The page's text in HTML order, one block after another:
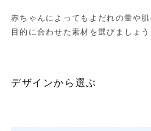
赤ちゃんによってもよだれの量や
目的に合わせた素材を選びましょう
デザインから選ぶ